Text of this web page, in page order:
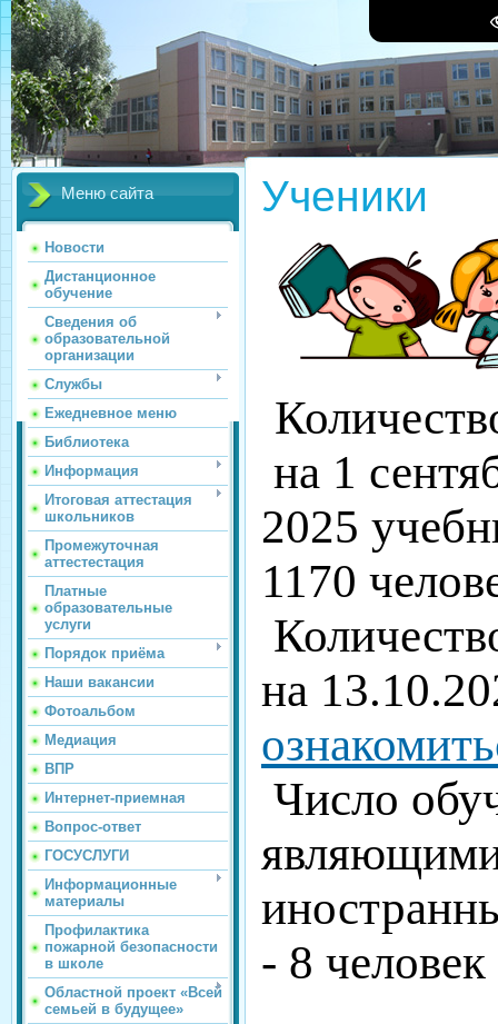
Меню сайта
Новости
Дистанционное
обучение
Сведения об
образовательной
организации
Службы
Ежедневное меню
Библиотека
Информация
Итоговая аттестация
школьников
Промежуточная
аттестестация
Платные
образовательные
услуги
Порядок приёма
Наши вакансии
Фотоальбом
Медиация
ВПР
Интернет-приемная
Вопрос-ответ
ГОСУСЛУГИ
Информационные
материалы
Профилактика
пожарной безопасности
в школе
Областной проект «Всей
семьей в будущее»
Ученики
на 1
2025
1170
на 13.10
Число
- 8 человек